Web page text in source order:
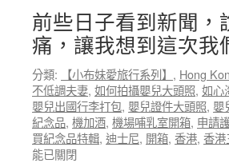
前些日子看到新聞
痛，讓我想到這次
分類: 【小布妹愛旅行系列】 , Hong
不低調夫妻, 如何拍攝嬰兒大頭照, 如心
嬰兒出國行李打包, 嬰兒證件大頭照, 嬰
紀念品, 機加酒, 機場哺乳室開箱, 申請
買紀念品特輯, 迪士尼, 開箱, 香港, 香港
能已關閉